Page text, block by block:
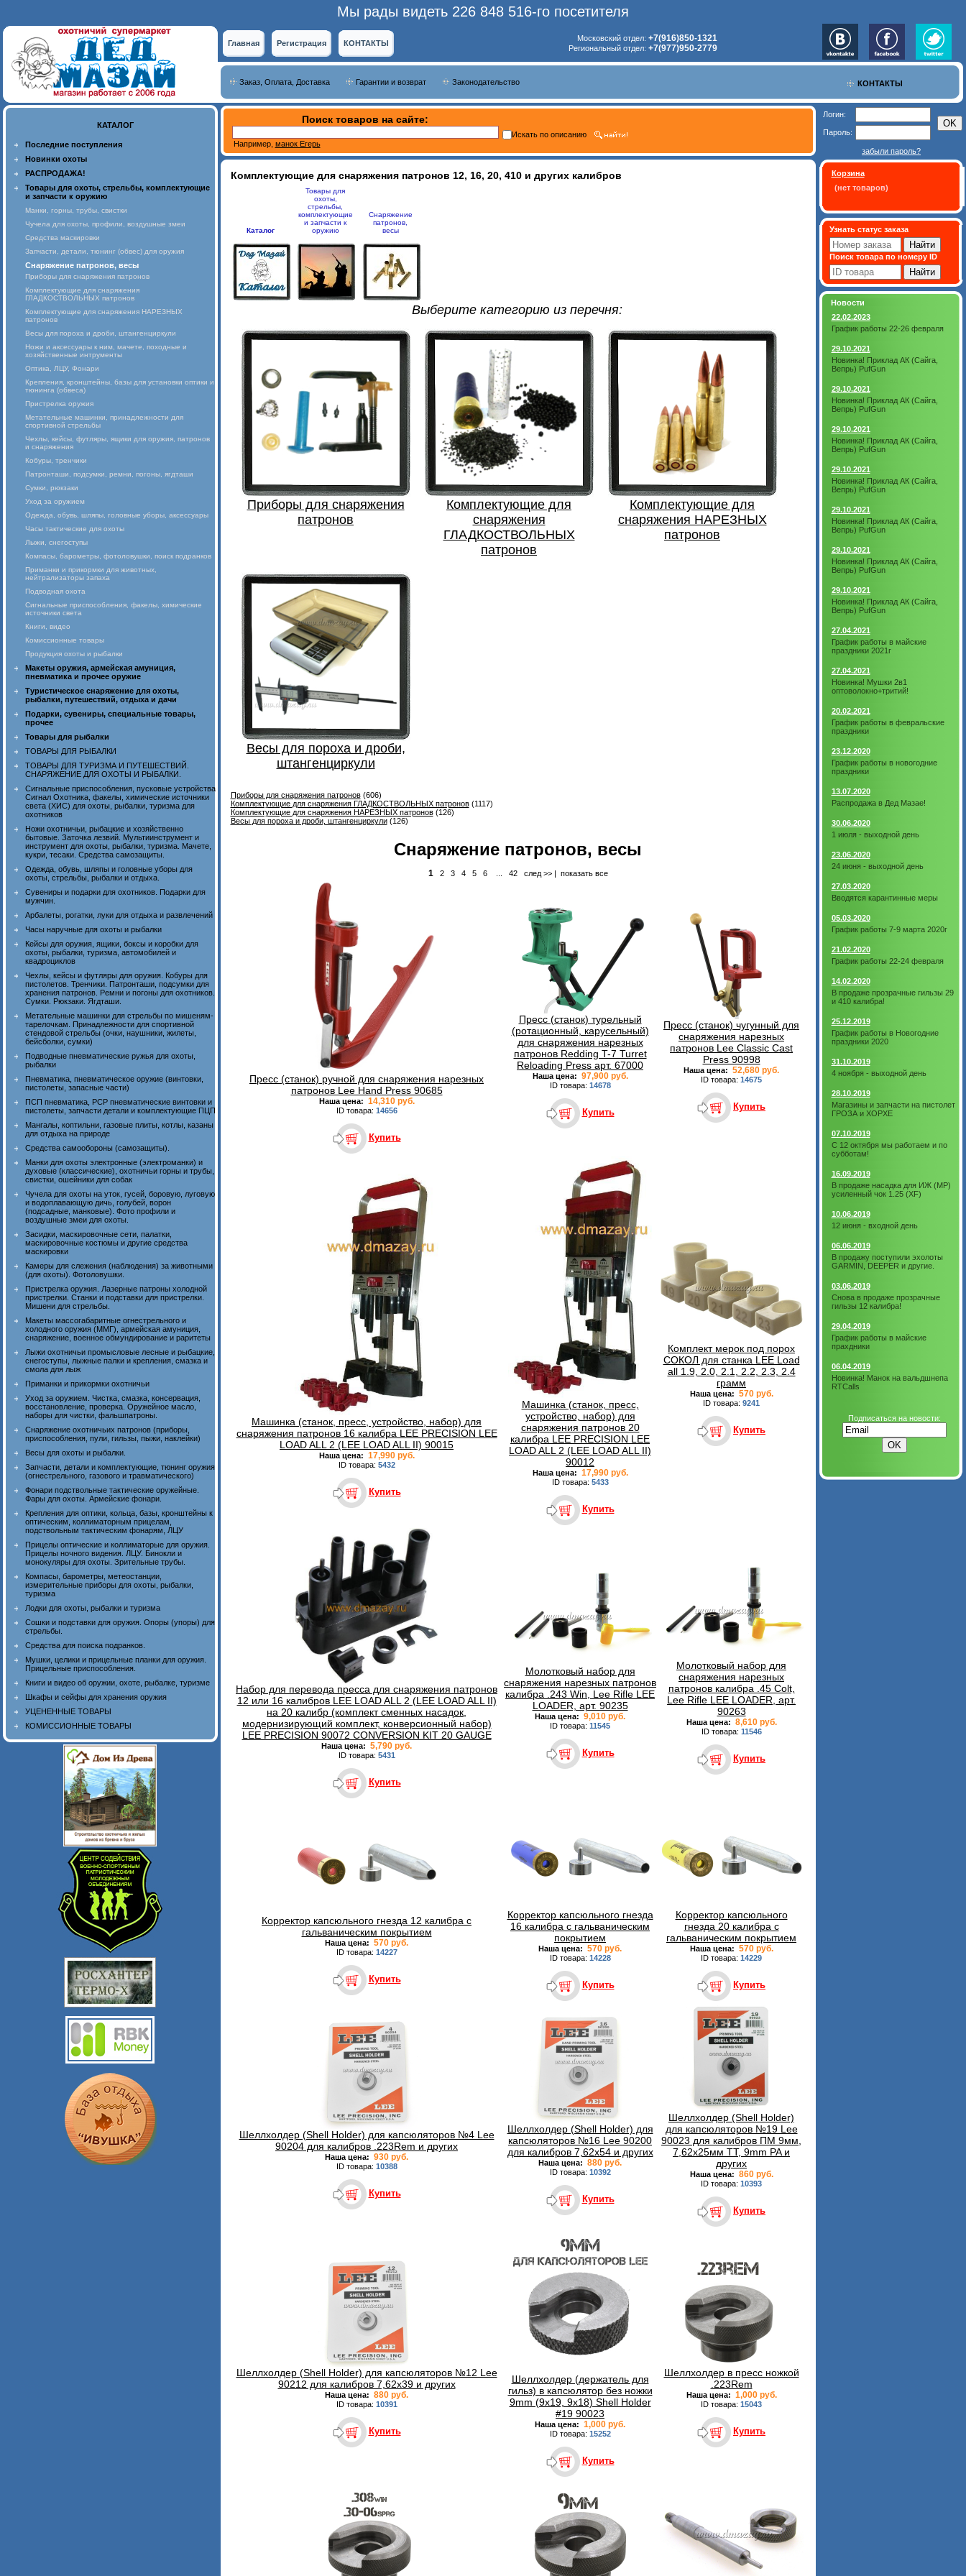
Мы рады видеть 226 848 516-го посетителя
Главная Регистрация КОНТАКТЫ
Московский отдел: +7(916)850-1321
Региональный отдел: +7(977)950-2779
КОНТАКТЫ
Заказ, Оплата, Доставка Гарантии и возврат Законодательство
КАТАЛОГ
Последние поступления
Новинки охоты
РАСПРОДАЖА!
Товары для охоты, стрельбы, комплектующие
и запчасти к оружию
Манки, горны, трубы, свистки
Чучела для охоты, профили, воздушные змеи
Средства маскировки
Запчасти, детали, тюнинг (обвес) для оружия
Снаряжение патронов, весы
Приборы для снаряжения патронов
Комплектующие для снаряжения
ГЛАДКОСТВОЛЬНЫХ патронов
Комплектующие для снаряжения НАРЕЗНЫХ
патронов
Весы для пороха и дроби, штангенциркули
Ножи и аксессуары к ним, мачете, походные и
хозяйственные интрументы
Оптика, ЛЦУ, Фонари
Крепления, кронштейны, базы для установки оптики и
тюнинга (обвеса)
Пристрелка оружия
Метательные машинки, принадлежности для
спортивной стрельбы
Чехлы, кейсы, футляры, ящики для оружия, патронов
и снаряжения
Кобуры, тренчики
Патронташи, подсумки, ремни, погоны, ягдташи
Сумки, рюкзаки
Уход за оружием
Одежда, обувь, шляпы, головные уборы, аксессуары
Часы тактические для охоты
Лыжи, снегоступы
Компасы, барометры, фотоловушки, поиск подранков
Приманки и прикормки для животных,
нейтрализаторы запаха
Подводная охота
Сигнальные приспособления, факелы, химические
источники света
Книги, видео
Комиссионные товары
Продукция охоты и рыбалки
Макеты оружия, армейская амуниция,
пневматика и прочее оружие
Туристическое снаряжение для охоты,
рыбалки, путешествий, отдыха и дачи
Подарки, сувениры, специальные товары,
прочее
Товары для рыбалки
ТОВАРЫ ДЛЯ РЫБАЛКИ
ТОВАРЫ ДЛЯ ТУРИЗМА И ПУТЕШЕСТВИЙ.
СНАРЯЖЕНИЕ ДЛЯ ОХОТЫ И РЫБАЛКИ.
Сигнальные приспособления, пусковые устройства
Сигнал Охотника, факелы, химические источники
света (ХИС) для охоты, рыбалки, туризма для
охотников
Ножи охотничьи, рыбацкие и хозяйственно
бытовые. Заточка лезвий. Мультиинструмент и
инструмент для охоты, рыбалки, туризма. Мачете,
кукри, тесаки. Средства самозащиты.
Одежда, обувь, шляпы и головные уборы для
охоты, стрельбы, рыбалки и отдыха.
Сувениры и подарки для охотников. Подарки для
мужчин.
Арбалеты, рогатки, луки для отдыха и развлечений
Часы наручные для охоты и рыбалки
Кейсы для оружия, ящики, боксы и коробки для
охоты, рыбалки, туризма, автомобилей и
квадроциклов
Чехлы, кейсы и футляры для оружия. Кобуры для
пистолетов. Тренчики. Патронташи, подсумки для
хранения патронов. Ремни и погоны для охотников.
Сумки. Рюкзаки. Ягдташи.
Метательные машинки для стрельбы по мишеням-
тарелочкам. Принадлежности для спортивной
стендовой стрельбы (очки, наушники, жилеты,
бейсболки, сумки)
Подводные пневматические ружья для охоты,
рыбалки
Пневматика, пневматическое оружие (винтовки,
пистолеты, запасные части)
ПСП пневматика, PCP пневматические винтовки и
пистолеты, запчасти детали и комплектующие ПЦП
Мангалы, коптильни, газовые плиты, котлы, казаны
для отдыха на природе
Средства самообороны (самозащиты).
Манки для охоты электронные (электроманки) и
духовые (классические), охотничьи горны и трубы,
свистки, ошейники для собак
Чучела для охоты на уток, гусей, боровую, луговую
и водоплавающую дичь, голубей, ворон
(подсадные, манковые). Фото профили и
воздушные змеи для охоты.
Засидки, маскировочные сети, палатки,
маскировочные костюмы и другие средства
маскировки
Камеры для слежения (наблюдения) за животными
(для охоты). Фотоловушки.
Пристрелка оружия. Лазерные патроны холодной
пристрелки. Станки и подставки для пристрелки.
Мишени для стрельбы.
Макеты массогабаритные огнестрельного и
холодного оружия (ММГ), армейская амуниция,
снаряжение, военное обмундирование и раритеты
Лыжи охотничьи промысловые лесные и рыбацкие,
снегоступы, лыжные палки и крепления, смазка и
смола для лыж
Приманки и прикормки охотничьи
Уход за оружием. Чистка, смазка, консервация,
восстановление, проверка. Оружейное масло,
наборы для чистки, фальшпатроны.
Снаряжение охотничьих патронов (приборы,
приспособления, пули, гильзы, пыжи, наклейки)
Весы для охоты и рыбалки.
Запчасти, детали и комплектующие, тюнинг оружия
(огнестрельного, газового и травматического)
Фонари подствольные тактические оружейные.
Фары для охоты. Армейские фонари.
Крепления для оптики, кольца, базы, кронштейны к
оптическим, коллиматорным прицелам,
подствольным тактическим фонарям, ЛЦУ
Прицелы оптические и коллиматорые для оружия.
Прицелы ночного видения. ЛЦУ. Бинокли и
монокуляры для охоты. Зрительные трубы.
Компасы, барометры, метеостанции,
измерительные приборы для охоты, рыбалки,
туризма
Лодки для охоты, рыбалки и туризма
Сошки и подставки для оружия. Опоры (упоры) для
стрельбы.
Средства для поиска подранков.
Мушки, целики и прицельные планки для оружия.
Прицельные приспособления.
Книги и видео об оружии, охоте, рыбалке, туризме
Шкафы и сейфы для хранения оружия
УЦЕНЕННЫЕ ТОВАРЫ
КОМИССИОННЫЕ ТОВАРЫ
Поиск товаров на сайте:
Например, манок Егерь
Искать по описанию
Комплектующие для снаряжения патронов 12, 16, 20, 410 и других калибров
Каталог
Товары для
охоты,
стрельбы,
комплектующие
и запчасти к
оружию
Снаряжение
патронов,
весы
Выберите категорию из перечня:
Приборы для снаряжения
патронов
Комплектующие для
снаряжения
ГЛАДКОСТВОЛЬНЫХ
патронов
Комплектующие для
снаряжения НАРЕЗНЫХ
патронов
Весы для пороха и дроби,
штангенциркули
Приборы для снаряжения патронов(606)
Комплектующие для снаряжения ГЛАДКОСТВОЛЬНЫХ патронов(1117)
Комплектующие для снаряжения НАРЕЗНЫХ патронов(126)
Весы для пороха и дроби, штангенциркули(126)
Снаряжение патронов, весы
1 2 3 4 5 6... 42 след >>| показать все
Пресс (станок) ручной для снаряжения нарезных
патронов Lee Hand Press 90685
Наша цена: 14,310 руб.
ID товара: 14656
Купить
Пресс (станок) турельный
(ротационный, карусельный)
для снаряжения нарезных
патронов Redding T-7 Turret
Reloading Press арт. 67000
Наша цена: 97,900 руб.
ID товара: 14678
Купить
Пресс (станок) чугунный для
снаряжения нарезных
патронов Lee Classic Cast
Press 90998
Наша цена: 52,680 руб.
ID товара: 14675
Купить
Машинка (станок, пресс, устройство, набор) для
снаряжения патронов 16 калибра LEE PRECISION LEE
LOAD ALL 2 (LEE LOAD ALL II) 90015
Наша цена: 17,990 руб.
ID товара: 5432
Купить
Машинка (станок, пресс,
устройство, набор) для
снаряжения патронов 20
калибра LEE PRECISION LEE
LOAD ALL 2 (LEE LOAD ALL II)
90012
Наша цена: 17,990 руб.
ID товара: 5433
Купить
Комплект мерок под порох
СОКОЛ для станка LEE Load
all 1.9, 2.0, 2.1, 2.2, 2.3, 2.4
грамм
Наша цена: 570 руб.
ID товара: 9241
Купить
Набор для перевода пресса для снаряжения патронов
12 или 16 калибров LEE LOAD ALL 2 (LEE LOAD ALL II)
на 20 калибр (комплект сменных насадок,
модернизирующий комплект, конверсионный набор)
LEE PRECISION 90072 CONVERSION KIT 20 GAUGE
Наша цена: 5,790 руб.
ID товара: 5431
Купить
Молотковый набор для
снаряжения нарезных патронов
калибра .243 Win, Lee Rifle LEE
LOADER, арт. 90235
Наша цена: 9,010 руб.
ID товара: 11545
Купить
Молотковый набор для
снаряжения нарезных
патронов калибра .45 Colt,
Lee Rifle LEE LOADER, арт.
90263
Наша цена: 8,610 руб.
ID товара: 11546
Купить
Корректор капсюльного гнезда 12 калибра с
гальваническим покрытием
Наша цена: 570 руб.
ID товара: 14227
Купить
Корректор капсюльного гнезда
16 калибра с гальваническим
покрытием
Наша цена: 570 руб.
ID товара: 14228
Купить
Корректор капсюльного
гнезда 20 калибра с
гальваническим покрытием
Наша цена: 570 руб.
ID товара: 14229
Купить
Шеллхолдер (Shell Holder) для капсюляторов №4 Lee
90204 для калибров .223Rem и других
Наша цена: 930 руб.
ID товара: 10388
Купить
Шеллхолдер (Shell Holder) для
капсюляторов №16 Lee 90200
для калибров 7,62х54 и других
Наша цена: 880 руб.
ID товара: 10392
Купить
Шеллхолдер (Shell Holder)
для капсюляторов №19 Lee
90023 для калибров ПМ 9мм,
7,62х25мм ТТ, 9mm PA и
других
Наша цена: 860 руб.
ID товара: 10393
Купить
Шеллхолдер (Shell Holder) для капсюляторов №12 Lee
90212 для калибров 7,62х39 и других
Наша цена: 880 руб.
ID товара: 10391
Купить
Шеллхолдер (держатель для
гильз) в капсюлятор без ножки
9mm (9x19, 9x18) Shell Holder
#19 90023
Наша цена: 1,000 руб.
ID товара: 15252
Купить
Шеллхолдер в пресс ножкой
.223Rem
Наша цена: 1,000 руб.
ID товара: 15043
Купить
Логин:
Пароль:
забыли пароль?
Корзина
(нет товаров)
Узнать статус заказа
Поиск товара по номеру ID
Новости
22.02.2023
График работы 22-26 февраля
29.10.2021
Новинка! Приклад АК (Сайга,
Вепрь) PufGun
29.10.2021
Новинка! Приклад АК (Сайга,
Вепрь) PufGun
29.10.2021
Новинка! Приклад АК (Сайга,
Вепрь) PufGun
29.10.2021
Новинка! Приклад АК (Сайга,
Вепрь) PufGun
29.10.2021
Новинка! Приклад АК (Сайга,
Вепрь) PufGun
29.10.2021
Новинка! Приклад АК (Сайга,
Вепрь) PufGun
29.10.2021
Новинка! Приклад АК (Сайга,
Вепрь) PufGun
27.04.2021
График работы в майские
праздники 2021г
27.04.2021
Новинка! Мушки 2в1
оптоволокно+тритий!
20.02.2021
График работы в февральские
праздники
23.12.2020
График работы в новогодние
праздники
13.07.2020
Распродажа в Дед Мазае!
30.06.2020
1 июля - выходной день
23.06.2020
24 июня - выходной день
27.03.2020
Вводятся карантинные меры
05.03.2020
График работы 7-9 марта 2020г
21.02.2020
График работы 22-24 февраля
14.02.2020
В продаже прозрачные гильзы 29
и 410 калибра!
25.12.2019
График работы в Новогодние
праздники 2020
31.10.2019
4 ноября - выходной день
28.10.2019
Магазины и запчасти на пистолет
ГРОЗА и ХОРХЕ
07.10.2019
С 12 октября мы работаем и по
субботам!
16.09.2019
В продаже насадка для ИЖ (МР)
усиленный чок 1.25 (XF)
10.06.2019
12 июня - входной день
06.06.2019
В продажу поступили эхолоты
GARMIN, DEEPER и другие.
03.06.2019
Снова в продаже прозрачные
гильзы 12 калибра!
29.04.2019
График работы в майские
прахдники
06.04.2019
Новинка! Манок на вальдшнепа
RTCalls
Подписаться на новости: